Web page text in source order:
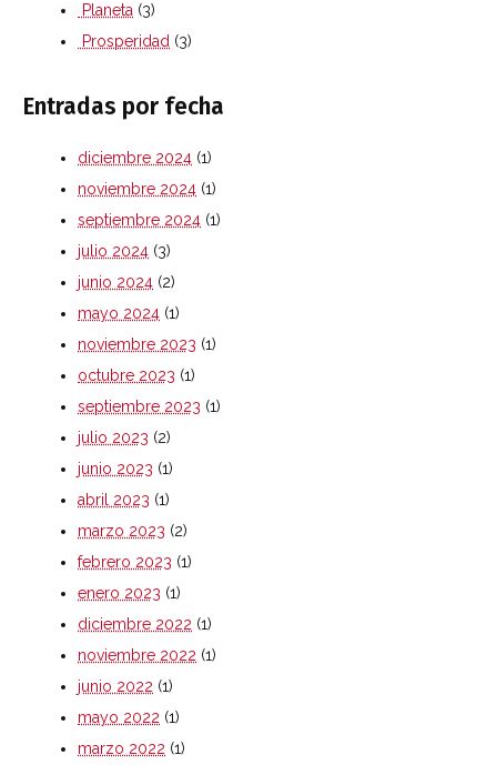
Planeta (3)
Prosperidad (3)
Entradas por fecha
diciembre 2024 (1)
noviembre 2024 (1)
septiembre 2024 (1)
julio 2024 (3)
junio 2024 (2)
mayo 2024 (1)
noviembre 2023 (1)
octubre 2023 (1)
septiembre 2023 (1)
julio 2023 (2)
junio 2023 (1)
abril 2023 (1)
marzo 2023 (2)
febrero 2023 (1)
enero 2023 (1)
diciembre 2022 (1)
noviembre 2022 (1)
junio 2022 (1)
mayo 2022 (1)
marzo 2022 (1)